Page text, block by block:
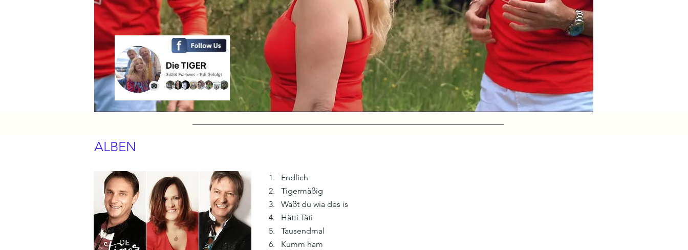
ALBEN
1. Endlich
2. Tigermäßig
3. Waßt du wia des is
4. Hätti Täti
5. Tausendmal
6. Kumm ham